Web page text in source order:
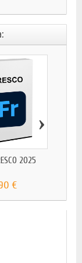
2025
€
›